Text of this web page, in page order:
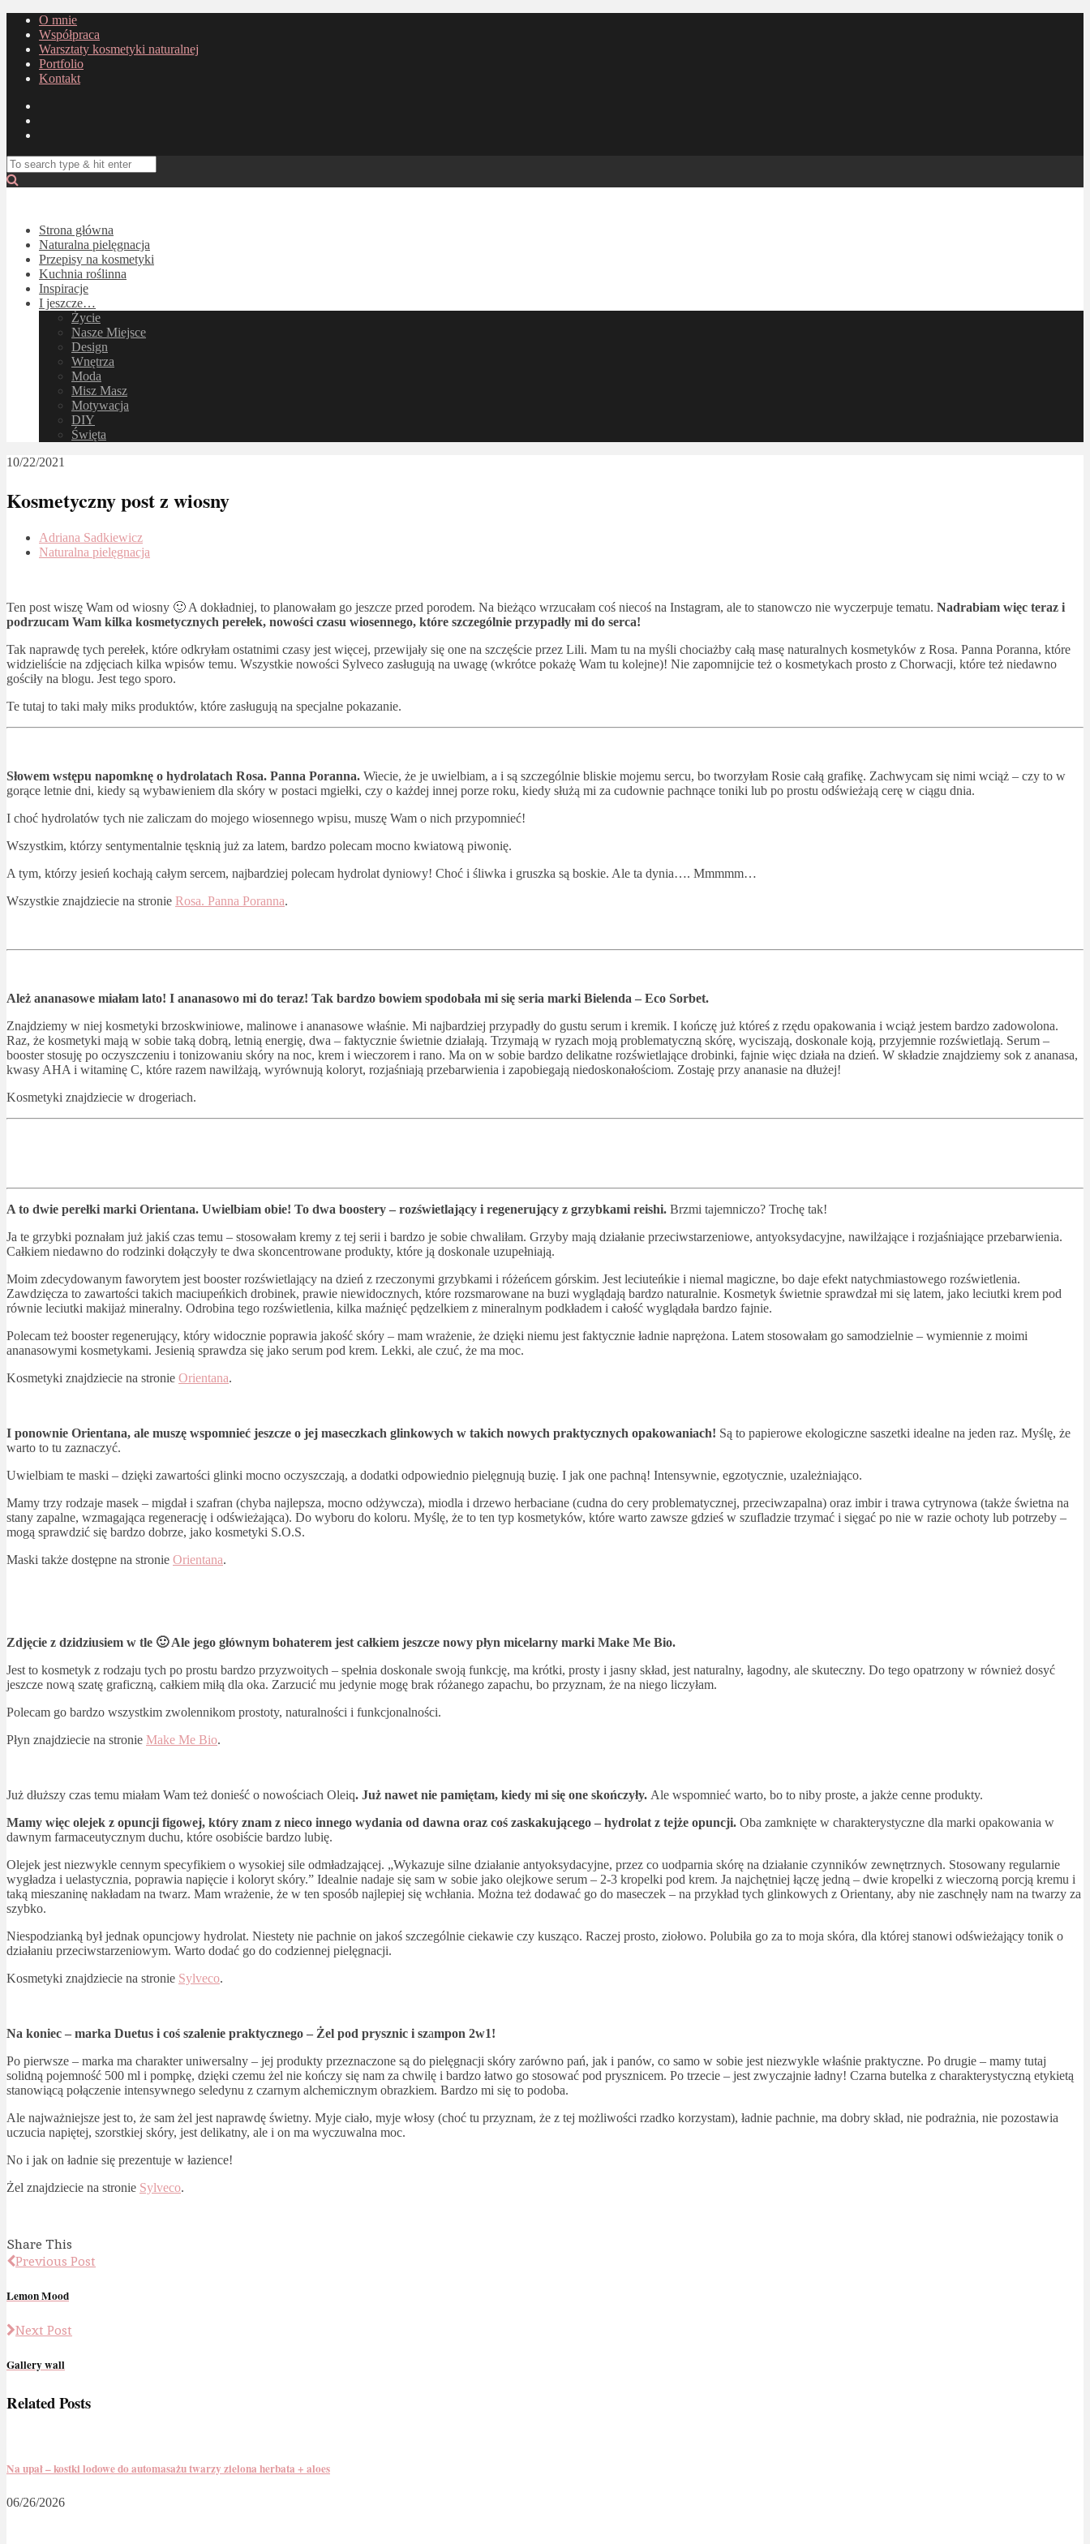
O mnie
Współpraca
Warsztaty kosmetyki naturalnej
Portfolio
Kontakt
Strona główna
Naturalna pielęgnacja
Przepisy na kosmetyki
Kuchnia roślinna
Inspiracje
I jeszcze…
Życie
Nasze Miejsce
Design
Wnętrza
Moda
Misz Masz
Motywacja
DIY
Święta
10/22/2021
Kosmetyczny post z wiosny
Adriana Sadkiewicz
Naturalna pielęgnacja
Ten post wiszę Wam od wiosny 🙂 A dokładniej, to planowałam go jeszcze przed porodem. Na bieżąco wrzucałam coś niecoś na Instagram, ale to stanowczo nie wyczerpuje tematu. Nadrabiam więc teraz i
podrzucam Wam kilka kosmetycznych perełek, nowości czasu wiosennego, które szczególnie przypadły mi do serca!
Tak naprawdę tych perełek, które odkryłam ostatnimi czasy jest więcej, przewijały się one na szczęście przez Lili. Mam tu na myśli chociażby całą masę naturalnych kosmetyków z Rosa. Panna Poranna, które
widzieliście na zdjęciach kilka wpisów temu. Wszystkie nowości Sylveco zasługują na uwagę (wkrótce pokażę Wam tu kolejne)! Nie zapomnijcie też o kosmetykach prosto z Chorwacji, które też niedawno
gościły na blogu. Jest tego sporo.
Te tutaj to taki mały miks produktów, które zasługują na specjalne pokazanie.
Słowem wstępu napomknę o hydrolatach Rosa. Panna Poranna. Wiecie, że je uwielbiam, a i są szczególnie bliskie mojemu sercu, bo tworzyłam Rosie całą grafikę. Zachwycam się nimi wciąż – czy to w
gorące letnie dni, kiedy są wybawieniem dla skóry w postaci mgiełki, czy o każdej innej porze roku, kiedy służą mi za cudownie pachnące toniki lub po prostu odświeżają cerę w ciągu dnia.
I choć hydrolatów tych nie zaliczam do mojego wiosennego wpisu, muszę Wam o nich przypomnieć!
Wszystkim, którzy sentymentalnie tęsknią już za latem, bardzo polecam mocno kwiatową piwonię.
A tym, którzy jesień kochają całym sercem, najbardziej polecam hydrolat dyniowy! Choć i śliwka i gruszka są boskie. Ale ta dynia…. Mmmmm…
Wszystkie znajdziecie na stronie Rosa. Panna Poranna.
Ależ ananasowe miałam lato! I ananasowo mi do teraz! Tak bardzo bowiem spodobała mi się seria marki Bielenda – Eco Sorbet.
Znajdziemy w niej kosmetyki brzoskwiniowe, malinowe i ananasowe właśnie. Mi najbardziej przypadły do gustu serum i kremik. I kończę już któreś z rzędu opakowania i wciąż jestem bardzo zadowolona.
Raz, że kosmetyki mają w sobie taką dobrą, letnią energię, dwa – faktycznie świetnie działają. Trzymają w ryzach moją problematyczną skórę, wyciszają, doskonale koją, przyjemnie rozświetlają. Serum –
booster stosuję po oczyszczeniu i tonizowaniu skóry na noc, krem i wieczorem i rano. Ma on w sobie bardzo delikatne rozświetlające drobinki, fajnie więc działa na dzień. W składzie znajdziemy sok z ananasa,
kwasy AHA i witaminę C, które razem nawilżają, wyrównują koloryt, rozjaśniają przebarwienia i zapobiegają niedoskonałościom. Zostaję przy ananasie na dłużej!
Kosmetyki znajdziecie w drogeriach.
A to dwie perełki marki Orientana. Uwielbiam obie! To dwa boostery – rozświetlający i regenerujący z grzybkami reishi. Brzmi tajemniczo? Trochę tak!
Ja te grzybki poznałam już jakiś czas temu – stosowałam kremy z tej serii i bardzo je sobie chwaliłam. Grzyby mają działanie przeciwstarzeniowe, antyoksydacyjne, nawilżające i rozjaśniające przebarwienia.
Całkiem niedawno do rodzinki dołączyły te dwa skoncentrowane produkty, które ją doskonale uzupełniają.
Moim zdecydowanym faworytem jest booster rozświetlający na dzień z rzeczonymi grzybkami i różeńcem górskim. Jest leciuteńkie i niemal magiczne, bo daje efekt natychmiastowego rozświetlenia.
Zawdzięcza to zawartości takich maciupeńkich drobinek, prawie niewidocznych, które rozsmarowane na buzi wyglądają bardzo naturalnie. Kosmetyk świetnie sprawdzał mi się latem, jako leciutki krem pod
równie leciutki makijaż mineralny. Odrobina tego rozświetlenia, kilka maźnięć pędzelkiem z mineralnym podkładem i całość wyglądała bardzo fajnie.
Polecam też booster regenerujący, który widocznie poprawia jakość skóry – mam wrażenie, że dzięki niemu jest faktycznie ładnie naprężona. Latem stosowałam go samodzielnie – wymiennie z moimi
ananasowymi kosmetykami. Jesienią sprawdza się jako serum pod krem. Lekki, ale czuć, że ma moc.
Kosmetyki znajdziecie na stronie Orientana.
I ponownie Orientana, ale muszę wspomnieć jeszcze o jej maseczkach glinkowych w takich nowych praktycznych opakowaniach! Są to papierowe ekologiczne saszetki idealne na jeden raz. Myślę, że
warto to tu zaznaczyć.
Uwielbiam te maski – dzięki zawartości glinki mocno oczyszczają, a dodatki odpowiednio pielęgnują buzię. I jak one pachną! Intensywnie, egzotycznie, uzależniająco.
Mamy trzy rodzaje masek – migdał i szafran (chyba najlepsza, mocno odżywcza), miodla i drzewo herbaciane (cudna do cery problematycznej, przeciwzapalna) oraz imbir i trawa cytrynowa (także świetna na
stany zapalne, wzmagająca regenerację i odświeżająca). Do wyboru do koloru. Myślę, że to ten typ kosmetyków, które warto zawsze gdzieś w szufladzie trzymać i sięgać po nie w razie ochoty lub potrzeby –
mogą sprawdzić się bardzo dobrze, jako kosmetyki S.O.S.
Maski także dostępne na stronie Orientana.
Zdjęcie z dzidziusiem w tle 🙂 Ale jego głównym bohaterem jest całkiem jeszcze nowy płyn micelarny marki Make Me Bio.
Jest to kosmetyk z rodzaju tych po prostu bardzo przyzwoitych – spełnia doskonale swoją funkcję, ma krótki, prosty i jasny skład, jest naturalny, łagodny, ale skuteczny. Do tego opatrzony w również dosyć
jeszcze nową szatę graficzną, całkiem miłą dla oka. Zarzucić mu jedynie mogę brak różanego zapachu, bo przyznam, że na niego liczyłam.
Polecam go bardzo wszystkim zwolennikom prostoty, naturalności i funkcjonalności.
Płyn znajdziecie na stronie Make Me Bio.
Już dłuższy czas temu miałam Wam też donieść o nowościach Oleiq. Już nawet nie pamiętam, kiedy mi się one skończyły. Ale wspomnieć warto, bo to niby proste, a jakże cenne produkty.
Mamy więc olejek z opuncji figowej, który znam z nieco innego wydania od dawna oraz coś zaskakującego – hydrolat z tejże opuncji. Oba zamknięte w charakterystyczne dla marki opakowania w
dawnym farmaceutycznym duchu, które osobiście bardzo lubię.
Olejek jest niezwykle cennym specyfikiem o wysokiej sile odmładzającej. „Wykazuje silne działanie antyoksydacyjne, przez co uodparnia skórę na działanie czynników zewnętrznych. Stosowany regularnie
wygładza i uelastycznia, poprawia napięcie i koloryt skóry.” Idealnie nadaje się sam w sobie jako olejkowe serum – 2-3 kropelki pod krem. Ja najchętniej łączę jedną – dwie kropelki z wieczorną porcją kremu i
taką mieszaninę nakładam na twarz. Mam wrażenie, że w ten sposób najlepiej się wchłania. Można też dodawać go do maseczek – na przykład tych glinkowych z Orientany, aby nie zaschnęły nam na twarzy za
szybko.
Niespodzianką był jednak opuncjowy hydrolat. Niestety nie pachnie on jakoś szczególnie ciekawie czy kusząco. Raczej prosto, ziołowo. Polubiła go za to moja skóra, dla której stanowi odświeżający tonik o
działaniu przeciwstarzeniowym. Warto dodać go do codziennej pielęgnacji.
Kosmetyki znajdziecie na stronie Sylveco.
Na koniec – marka Duetus i coś szalenie praktycznego – Żel pod prysznic i szampon 2w1!
Po pierwsze – marka ma charakter uniwersalny – jej produkty przeznaczone są do pielęgnacji skóry zarówno pań, jak i panów, co samo w sobie jest niezwykle właśnie praktyczne. Po drugie – mamy tutaj
solidną pojemność 500 ml i pompkę, dzięki czemu żel nie kończy się nam za chwilę i bardzo łatwo go stosować pod prysznicem. Po trzecie – jest zwyczajnie ładny! Czarna butelka z charakterystyczną etykietą
stanowiącą połączenie intensywnego seledynu z czarnym alchemicznym obrazkiem. Bardzo mi się to podoba.
Ale najważniejsze jest to, że sam żel jest naprawdę świetny. Myje ciało, myje włosy (choć tu przyznam, że z tej możliwości rzadko korzystam), ładnie pachnie, ma dobry skład, nie podrażnia, nie pozostawia
uczucia napiętej, szorstkiej skóry, jest delikatny, ale i on ma wyczuwalna moc.
No i jak on ładnie się prezentuje w łazience!
Żel znajdziecie na stronie Sylveco.
Share This
Previous Post
Lemon Mood
Next Post
Gallery wall
Related Posts
Na upał – kostki lodowe do automasażu twarzy zielona herbata + aloes
06/26/2026